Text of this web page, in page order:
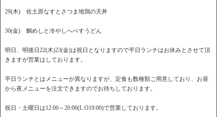
29(木) 佐土原なすとさつま地鶏の天丼
30(金) 鯛めしと冷やしへべすうどん
明日、明後日22(木)23(金)は祝日となりますので平日ランチはお休みとさせて頂
きますが営業はしております。
平日ランチとはメニューが異なりますが、定食も数種類ご用意しており、お昼
から夜メニューを注文できますのでお待ちしております。
祝日・土曜日は12:00～20:00(L.O19:00)で営業しております。